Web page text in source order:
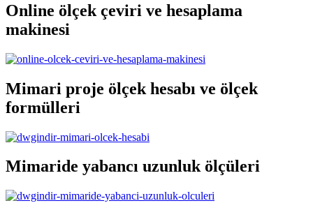
Online ölçek çeviri ve hesaplama
makinesi
Mimari proje ölçek hesabı ve ölçek
formülleri
Mimaride yabancı uzunluk ölçüleri